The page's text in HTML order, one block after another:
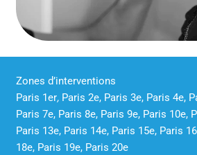
Zones d’interventions
Paris 1er, Paris 2e, Paris 3e, Paris 4e,
Paris 7e, Paris 8e, Paris 9e, Paris 10e,
Paris 13e, Paris 14e, Paris 15e, Paris
18e, Paris 19e, Paris 20e